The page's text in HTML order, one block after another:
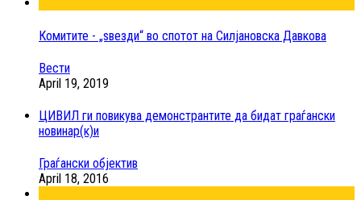
Комитите - „ѕвезди“ во спотот на Силјановска Давкова
Вести
April 19, 2019
ЦИВИЛ ги повикува демонстрантите да бидат граѓански
новинар(к)и
Граѓански објектив
April 18, 2016